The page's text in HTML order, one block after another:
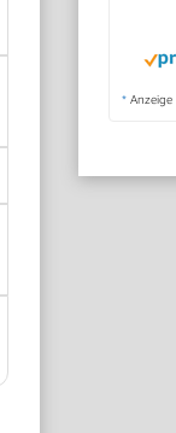
* Anzeige